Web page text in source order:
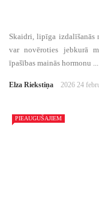
Skaidri, lipīga izdalīšanās
var novēroties jebkurā
īpašības mainās hormonu ...
Elza Riekstiņa 2026 24
PIEAUGUŠAJIEM